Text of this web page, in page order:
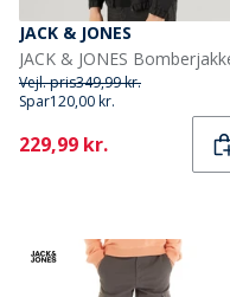
JACK & JONES
Vejl. pris349,99 kr.
Spar120,00 kr.
Current
229,99 kr.